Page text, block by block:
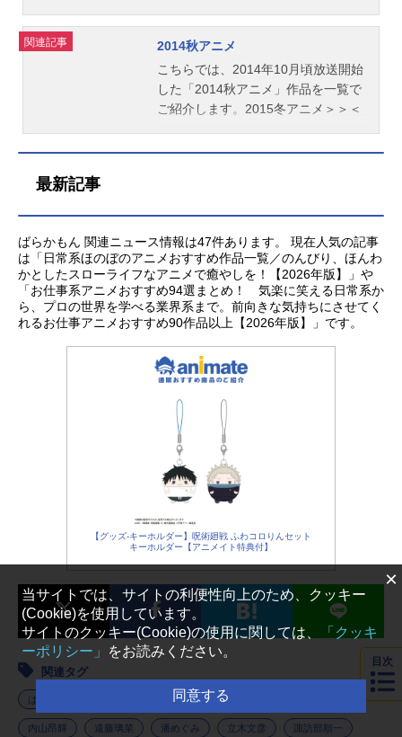
関連記事
2014秋アニメ
こちらでは、2014年10月頃放送開始
した「2014秋アニメ」作品を一覧で
ご紹介します。2015冬アニメ＞＞＜
最新記事
ばらかもん 関連ニュース情報は47件あります。 現在人気の記事
は「日常系ほのぼのアニメおすすめ作品一覧／のんびり、ほんわ
かとしたスローライフなアニメで癒やしを！【2026年版】」や
「お仕事系アニメおすすめ94選まとめ！ 気楽に笑える日常系か
ら、プロの世界を学べる業界系まで。前向きな気持ちにさせてく
れるお仕事アニメおすすめ90作品以上【2026年版】」です。
【グッズ-キーホルダー】呪術廻戦 ふわコロりんセット
キーホルダー【アニメイト特典付】
関連タグ
原涼子 古木のぞみ
内山昂輝 遠藤璃菜 潘めぐみ 立木文彦 諏訪部順一
目次
×
当サイトでは、サイトの利便性向上のため、クッキー
(Cookie)を使用しています。
サイトのクッキー(Cookie)の使用に関しては、
「クッキ
ーポリシー」
をお読みください。
同意する